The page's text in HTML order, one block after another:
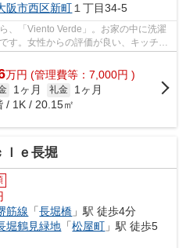
阪市西区新町 １丁目34-5
、「Viento Verde」。お家の中に洗濯
す。女性からの評価が良い、キッチン
...
万円 (管理費等：7,000円 )
1ヶ月 礼金
1ヶ月
/ 1K / 20.15㎡
ｌｅ長堀
筋線 「長堀橋 」駅 徒歩4分
堀鶴見緑地 「松屋町 」駅 徒歩5